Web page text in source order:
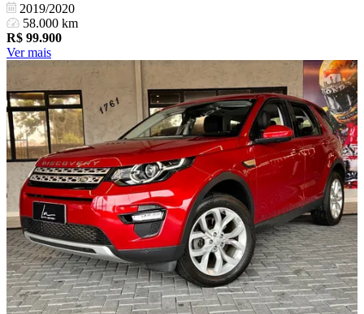
2019/2020
58.000 km
R$ 99.900
Ver mais